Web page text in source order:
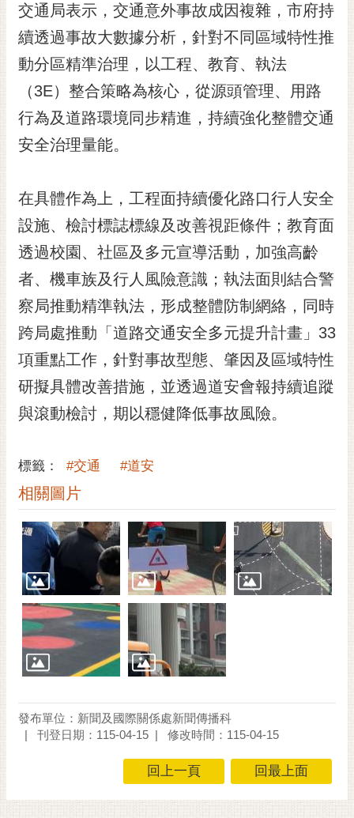
宣
告
市
府
通
位
置
交通局表示，交通意外事故成因複雜，市府持
續透過事故大數據分析，針對不同區域特性推
動分區精準治理，以工程、教育、執法
（3E）整合策略為核心，從源頭管理、用路
行為及道路環境同步精進，持續強化整體交通
安全治理量能。
在具體作為上，工程面持續優化路口行人安全
設施、檢討標誌標線及改善視距條件；教育面
透過校園、社區及多元宣導活動，加強高齡
者、機車族及行人風險意識；執法面則結合警
察局推動精準執法，形成整體防制網絡，同時
跨局處推動「道路交通安全多元提升計畫」33
項重點工作，針對事故型態、肇因及區域特性
研擬具體改善措施，並透過道安會報持續追蹤
與滾動檢討，期以穩健降低事故風險。
標籤： #交通 #道安
相關圖片
發布單位：新聞及國際關係處新聞傳播科
刊登日期：115-04-15
修改時間：115-04-15
回上一頁 回最上面